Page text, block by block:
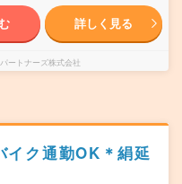
詳しく見る
ートナーズ株式会社
ク通勤OK＊絹延